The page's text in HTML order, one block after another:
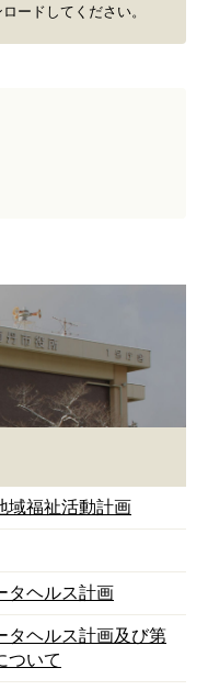
域福祉活動計画
タヘルス計画
タヘルス計画及び第
ついて
ードしてください。